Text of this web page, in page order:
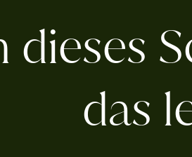
dieses
das